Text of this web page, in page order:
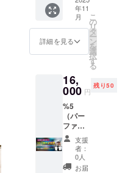
場。 赤
塚元気
× 藤澤
はじ
め、 豪
に
「食・
遊び・
学び・
つなが
り」を
体感で
きるひ
ととき
です。
ラー：
ホワイ
ト T
M／L／
LL／3L
カ
ラー：
ホワイ
ト 上記
ご選択
くださ
％5（
ブ）2周
年記念
祭参加
権×1
＋%5 限
定記念
（ポロ
シャツ
or T
シャ
ツ）×1
ポロ
シャツ
サイ
ズ：S／
M／L／
年11
月
詳細を見る
こ
の
リ
タ
ー
ン
を
選
択
す
る
16,
000 円
残り50
%5
（パー
ファイ
ブ）2周
年記念
祭参加
権×1
支援
者：
0人
お届